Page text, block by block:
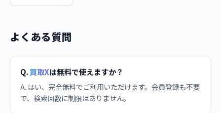
よくある質問
Q.買取Xは無料で使えますか？
A. はい、完全無料でご利用いただけます。会員登録も不要
で、検索回数に制限はありません。